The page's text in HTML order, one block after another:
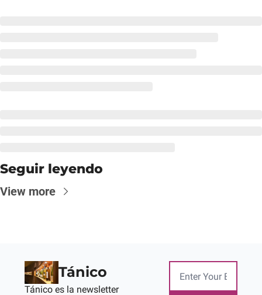
Seguir leyendo
View more
Tánico
Tánico es la newsletter